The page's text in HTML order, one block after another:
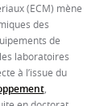
(ECM) mène
des
de
laboratoires
à l’issue du
,